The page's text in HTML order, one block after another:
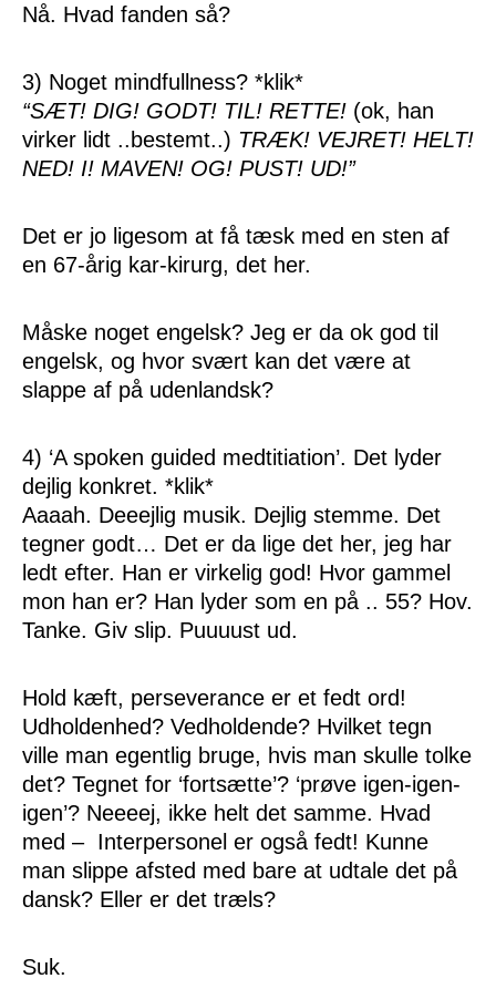
Nå. Hvad fanden så?
3) Noget mindfullness? *klik*
“SÆT! DIG! GODT! TIL! RETTE! (ok, han
virker lidt ..bestemt..) TRÆK! VEJRET! HELT!
NED! I! MAVEN! OG! PUST! UD!”
Det er jo ligesom at få tæsk med en sten af
en 67-årig kar-kirurg, det her.
Måske noget engelsk? Jeg er da ok god til
engelsk, og hvor svært kan det være at
slappe af på udenlandsk?
4) ‘A spoken guided medtitiation’. Det lyder
dejlig konkret. *klik*
Aaaah. Deeejlig musik. Dejlig stemme. Det
tegner godt… Det er da lige det her, jeg har
ledt efter. Han er virkelig god! Hvor gammel
mon han er? Han lyder som en på .. 55? Hov.
Tanke. Giv slip. Puuuust ud.
Hold kæft, perseverance er et fedt ord!
Udholdenhed? Vedholdende? Hvilket tegn
ville man egentlig bruge, hvis man skulle tolke
det? Tegnet for ‘fortsætte’? ‘prøve igen-igen-
igen’? Neeeej, ikke helt det samme. Hvad
med – Interpersonel er også fedt! Kunne
man slippe afsted med bare at udtale det på
dansk? Eller er det træls?
Suk.